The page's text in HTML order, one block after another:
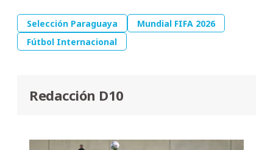
Selección Paraguaya
Mundial FIFA 2026
Fútbol Internacional
Redacción D10